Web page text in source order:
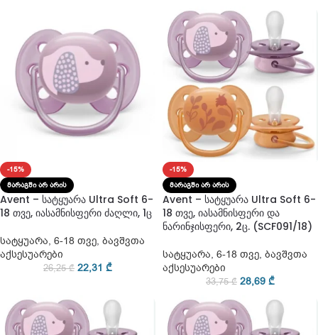
-15%
ᲛᲐᲠᲐᲒᲨᲘ ᲐᲠ ᲐᲠᲘᲡ
Avent – სატყუარა Ultra Soft 6-
18 თვე, იასამნისფერი ძაღლი, 1ც
სატყუარა, 6-18 თვე, ბავშვთა
აქსესუარები
26,25₾ 22,31 ₾
-15%
ᲛᲐᲠᲐᲒᲨᲘ ᲐᲠ ᲐᲠᲘᲡ
Avent – სატყუარა Ultra Soft 6-
18 თვე, იასამნისფერი და
ნარინჯისფერი, 2ც. (SCF091/18)
სატყუარა, 6-18 თვე, ბავშვთა
აქსესუარები
33,75₾ 28,69 ₾